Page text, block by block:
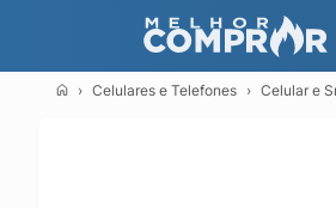
Celulares e Telefones Celular e